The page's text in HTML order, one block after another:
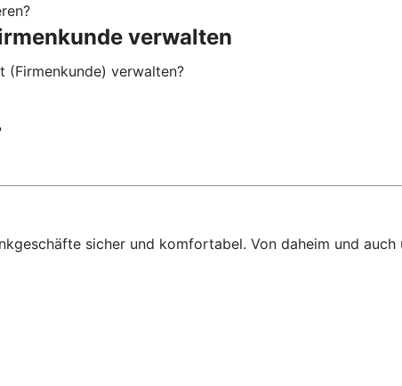
verwalten
(Firmenkunde) verwalten?
sicher und komfortabel. Von daheim und auch